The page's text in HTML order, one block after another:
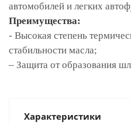
автомобилей и легких
Преимущества:
- Высокая степень
стабильности масла;
– Защита от образования
Характеристики